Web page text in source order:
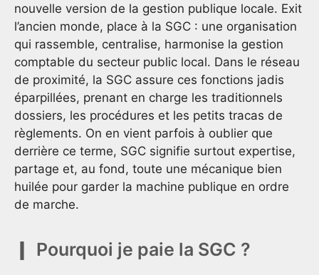
nouvelle version de la gestion publique locale. Exit
l’ancien monde, place à la SGC : une organisation
qui rassemble, centralise, harmonise la gestion
comptable du secteur public local. Dans le réseau
de proximité, la SGC assure ces fonctions jadis
éparpillées, prenant en charge les traditionnels
dossiers, les procédures et les petits tracas de
règlements. On en vient parfois à oublier que
derrière ce terme, SGC signifie surtout expertise,
partage et, au fond, toute une mécanique bien
huilée pour garder la machine publique en ordre
de marche.
Pourquoi je paie la SGC ?